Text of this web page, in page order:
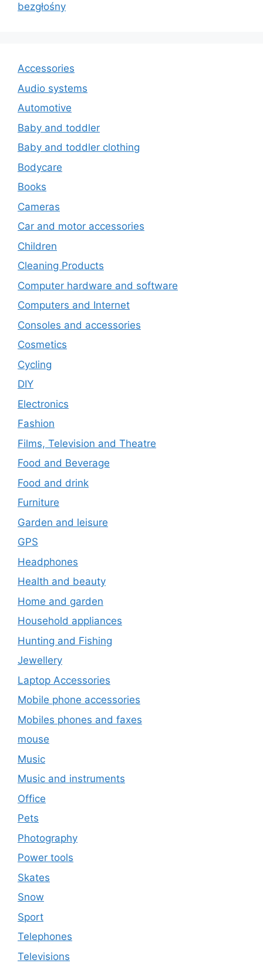
bezgłośny
Accessories
Audio systems
Automotive
Baby and toddler
Baby and toddler clothing
Bodycare
Books
Cameras
Car and motor accessories
Children
Cleaning Products
Computer hardware and software
Computers and Internet
Consoles and accessories
Cosmetics
Cycling
DIY
Electronics
Fashion
Films, Television and Theatre
Food and Beverage
Food and drink
Furniture
Garden and leisure
GPS
Headphones
Health and beauty
Home and garden
Household appliances
Hunting and Fishing
Jewellery
Laptop Accessories
Mobile phone accessories
Mobiles phones and faxes
mouse
Music
Music and instruments
Office
Pets
Photography
Power tools
Skates
Snow
Sport
Telephones
Televisions